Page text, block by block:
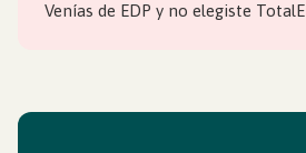
Venías de EDP y no elegiste